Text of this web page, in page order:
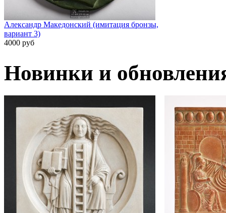
Александр Македонский (имитация бронзы,
вариант 3)
4000 руб
Новинки и